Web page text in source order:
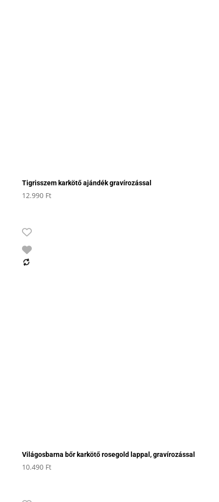
Tigrisszem karkötő ajándék gravírozással
12.990 Ft
Világosbarna bőr karkötő rosegold lappal, gravírozással
10.490 Ft